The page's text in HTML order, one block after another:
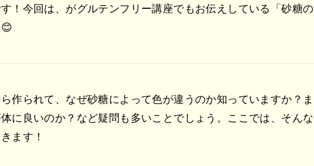
！今回は、がグルテンフリー講座でもお伝えしている「砂糖の
作られて、なぜ砂糖によって色が違うのか知っていますか？ま
に良いのか？など疑問も多いことでしょう。ここでは、そんな
ます！